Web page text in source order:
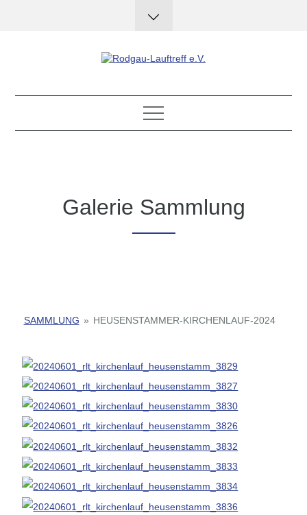
Rodgau-Lauftreff e.V.
Galerie Sammlung
SAMMLUNG » HEUSENSTAMMER-KIRCHENLAUF-2024